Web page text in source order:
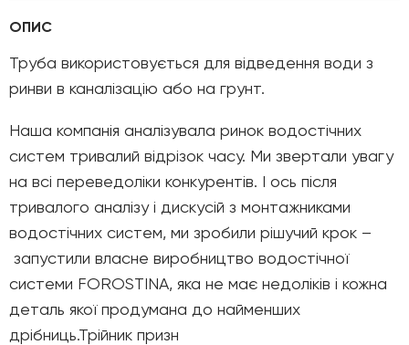
ОПИС
Труба використовується для відведення води з
ринви в каналізацію або на грунт.
Наша компанія аналізувала ринок водостічних
систем тривалий відрізок часу. Ми звертали увагу
на всі переведоліки конкурентів. І ось після
тривалого аналізу і дискусій з монтажниками
водостічних систем, ми зробили рішучий крок –
запустили власне виробництво водостічної
системи FOROSTINA, яка не має недоліків і кожна
деталь якої продумана до найменших
дрібниць.Трійник призн